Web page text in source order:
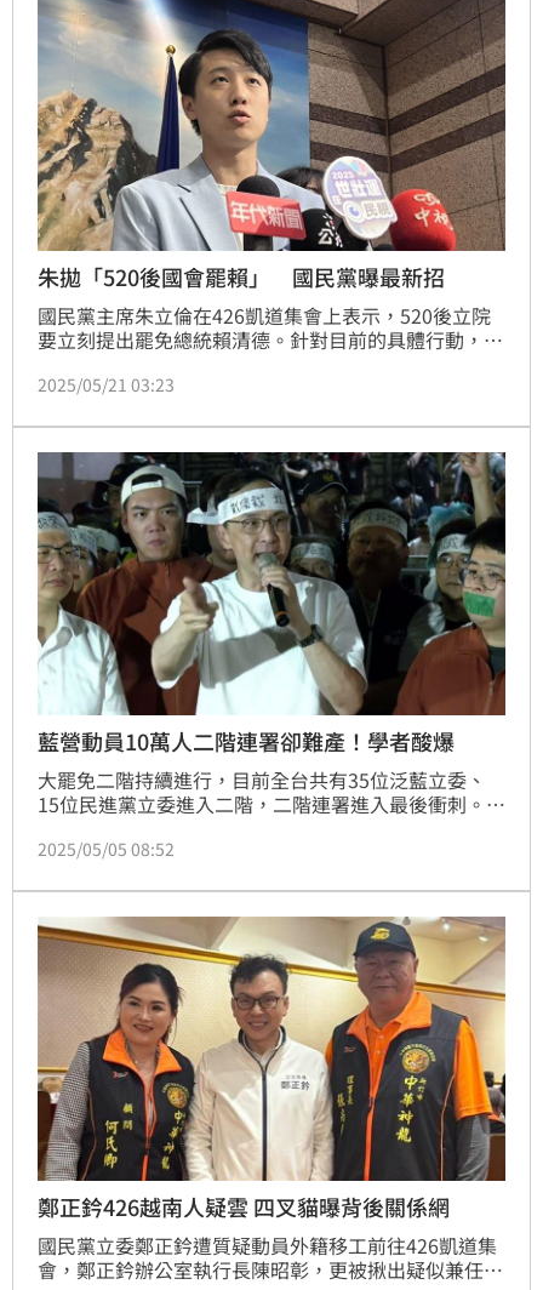
朱拋「520後國會罷賴」 國民黨曝最新招
國民黨主席朱立倫在426凱道集會上表示，520後立院
要立刻提出罷免總統賴清德。針對目前的具體行動，國
可看出，人民對賴清德不滿堪稱台灣最大社會共識，國
都會用盡全力，包括青年團、發言團，都站上街頭來做
精準連署。
2025/05/21 03:23
藍營動員10萬人二階連署卻難產！學者酸爆
大罷免二階持續進行，目前全台共有35位泛藍立委、
15位民進黨立委進入二階，二階連署進入最後衝刺。加
會料到大安區羅智強是最先達標者？花蓮王傅崐萁會過
社會運動帶到了一個前所未見的高度。
2025/05/05 08:52
鄭正鈐426越南人疑雲 四叉貓曝背後關係網
國民黨立委鄭正鈐遭質疑動員外籍移工前往426凱道集
會，鄭正鈐辦公室執行長陳昭彰，更被揪出疑似兼任人